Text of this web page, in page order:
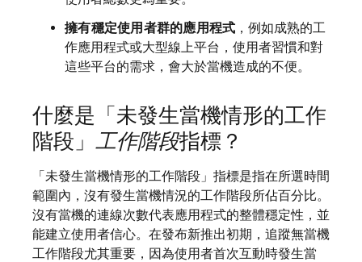
擁有穩定使用者群的應用程式 ，例如成熟的工
作應用程式或大型線上平台，使用者習慣和對
這些平台的需求，會大於當機造成的不便。
什麼是「未發生當機情形的工作
階段」 工作階段指標？
「未發生當機情形的工作階段」 指標是指在所選時間
範圍內，沒有發生當機情況的工作階段所佔百分比。
沒有當機的連線次數代表應用程式的整體穩定性，並
能建立使用者信心。在發布新推出初期，追蹤無當機
工作階段尤其重要，因為使用者首次互動時發生當